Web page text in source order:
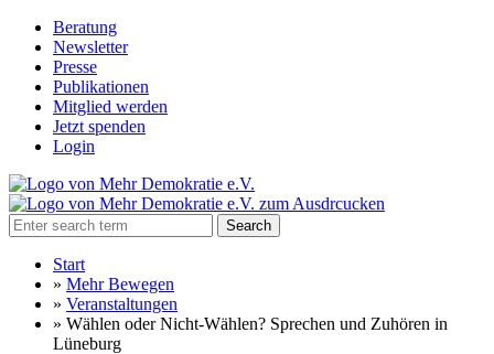
Beratung
Newsletter
Presse
Publikationen
Mitglied werden
Jetzt spenden
Login
Search
Start
» Mehr Bewegen
» Veranstaltungen
» Wählen oder Nicht-Wählen? Sprechen und Zuhören in
Lüneburg